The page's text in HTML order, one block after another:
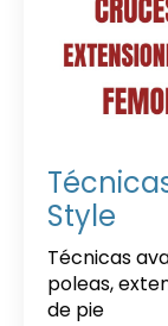
Style
Técnicas
poleas,
de pie